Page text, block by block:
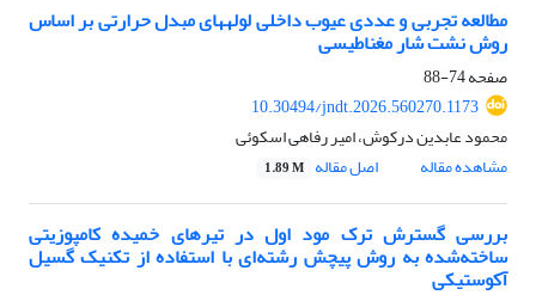
مطالعه تجربی و عددی عیوب داخلی لولههای مبدل حرارتی بر اساس
روش نشت شار مغناطیسی
صفحه74-88
10.30494/jndt.2026.560270.1173
محمود عابدین درکوش، امیر رفاهی اسکوئی
مشاهده مقاله
اصل مقاله 1.89 M
بررسی گسترش ترک مود اول در تیرهای خمیده کامپوزیتی
ساخته‌شده به روش پیچش رشته‌ای با استفاده از تکنیک گسیل
آکوستیکی